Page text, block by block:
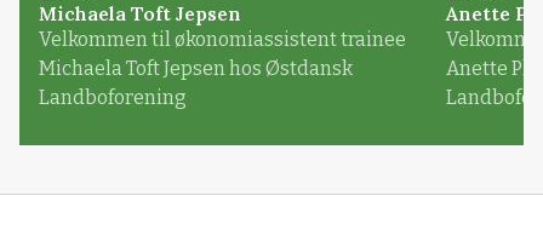
Michaela Toft Jepsen
Velkommen til økonomiassistent trainee
Michaela Toft Jepsen hos Østdansk
Landboforening
Anette
Anette